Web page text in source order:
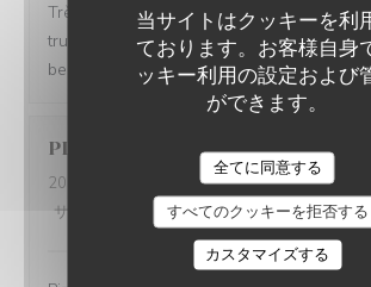
当サイトはクッキーを利
ております。お客様自身
ッキー利用の設定および
ができます。
全てに同意する
すべてのクッキーを拒否する
カスタマイズする
Très bon restaurant j aime La truffe et
truffe sont excellent je recommande le
beau et l équipe est super sympa
PLACKTOR
2026-03-21
- 20:00 - ゲスト 2
サービス
雰囲気:5/5 メニュー:5/5 品